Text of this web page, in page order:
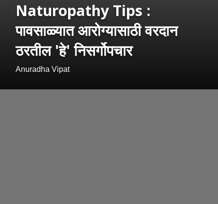
Naturopathy Tips :
पावसाळ्यात आरोग्यासाठी वरदान
ठरतील 'हे' निसर्गोपचार
Anuradha Vipat